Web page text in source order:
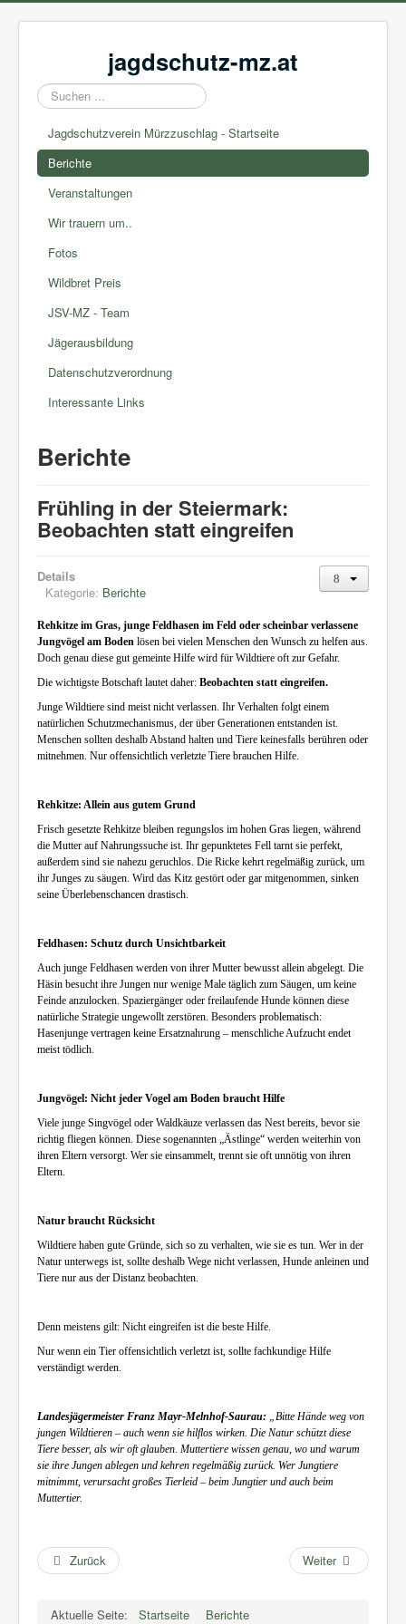
jagdschutz-mz.at
Suchen
...
Jagdschutzverein Mürzzuschlag - Startseite
Berichte
Veranstaltungen
Wir trauern um..
Fotos
Wildbret Preis
JSV-MZ - Team
Jägerausbildung
Datenschutzverordnung
Interessante Links
Berichte
Frühling in der Steiermark:
Beobachten statt eingreifen
Details
Kategorie: Berichte
Rehkitze im Gras, junge Feldhasen im Feld oder scheinbar verlassene
Jungvögel am Boden lösen bei vielen Menschen den Wunsch zu helfen aus.
Doch genau diese gut gemeinte Hilfe wird für Wildtiere oft zur Gefahr.
Die wichtigste Botschaft lautet daher: Beobachten statt eingreifen.
Junge Wildtiere sind meist nicht verlassen. Ihr Verhalten folgt einem
natürlichen Schutzmechanismus, der über Generationen entstanden ist.
Menschen sollten deshalb Abstand halten und Tiere keinesfalls berühren oder
mitnehmen. Nur offensichtlich verletzte Tiere brauchen Hilfe.
Rehkitze: Allein aus gutem Grund
Frisch gesetzte Rehkitze bleiben regungslos im hohen Gras liegen, während
die Mutter auf Nahrungssuche ist. Ihr gepunktetes Fell tarnt sie perfekt,
außerdem sind sie nahezu geruchlos. Die Ricke kehrt regelmäßig zurück, um
ihr Junges zu säugen. Wird das Kitz gestört oder gar mitgenommen, sinken
seine Überlebenschancen drastisch.
Feldhasen: Schutz durch Unsichtbarkeit
Auch junge Feldhasen werden von ihrer Mutter bewusst allein abgelegt. Die
Häsin besucht ihre Jungen nur wenige Male täglich zum Säugen, um keine
Feinde anzulocken. Spaziergänger oder freilaufende Hunde können diese
natürliche Strategie ungewollt zerstören. Besonders problematisch:
Hasenjunge vertragen keine Ersatznahrung – menschliche Aufzucht endet
meist tödlich.
Jungvögel: Nicht jeder Vogel am Boden braucht Hilfe
Viele junge Singvögel oder Waldkäuze verlassen das Nest bereits, bevor sie
richtig fliegen können. Diese sogenannten „Ästlinge“ werden weiterhin von
ihren Eltern versorgt. Wer sie einsammelt, trennt sie oft unnötig von ihren
Eltern.
Natur braucht Rücksicht
Wildtiere haben gute Gründe, sich so zu verhalten, wie sie es tun. Wer in der
Natur unterwegs ist, sollte deshalb Wege nicht verlassen, Hunde anleinen und
Tiere nur aus der Distanz beobachten.
Denn meistens gilt: Nicht eingreifen ist die beste Hilfe.
Nur wenn ein Tier offensichtlich verletzt ist, sollte fachkundige Hilfe
verständigt werden.
Landesjägermeister Franz Mayr-Melnhof-Saurau: „Bitte Hände weg von
jungen Wildtieren – auch wenn sie hilflos wirken. Die Natur schützt diese
Tiere besser, als wir oft glauben. Muttertiere wissen genau, wo und warum
sie ihre Jungen ablegen und kehren regelmäßig zurück. Wer Jungtiere
mitnimmt, verursacht großes Tierleid – beim Jungtier und auch beim
Muttertier.
Zurück Weiter
Aktuelle Seite: Startseite
Berichte